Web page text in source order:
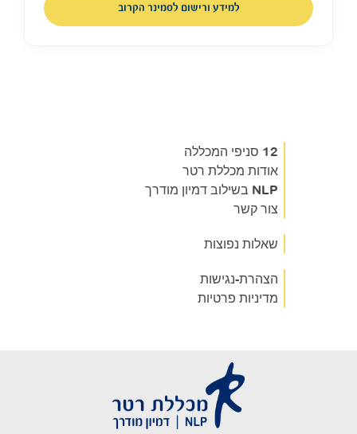
למידע ורישום לסמינר הקרוב
12 סניפי המכללה
אודות מכללת רטר
NLP בשילוב דמיון מודרך
צור קשר
שאלות נפוצות
הצהרת-נגישות
מדיניות פרטיות